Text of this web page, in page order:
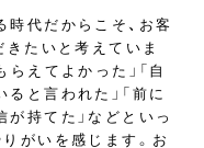
代だからこそ、お客
たいと考えていま
えてよかった」「自
と言われた」「前に
持てた」などといっ
がいを感じます。お